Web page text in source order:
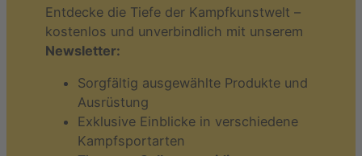
Entdecke die Tiefe der Kampfkunstwelt –
kostenlos und unverbindlich mit unserem
Newsletter:
Sorgfältig ausgewählte Produkte und
Ausrüstung
Exklusive Einblicke in verschiedene
Kampfsportarten